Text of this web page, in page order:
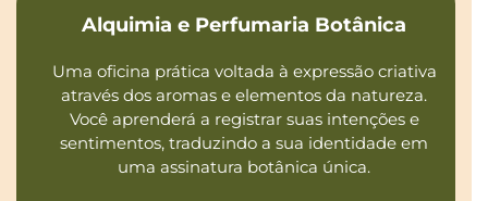
Alquimia e Perfumaria Botânica
Uma oficina prática voltada à expressão criativa
através dos aromas e elementos da natureza.
Você aprenderá a registrar suas intenções e
sentimentos, traduzindo a sua identidade em
uma assinatura botânica única.